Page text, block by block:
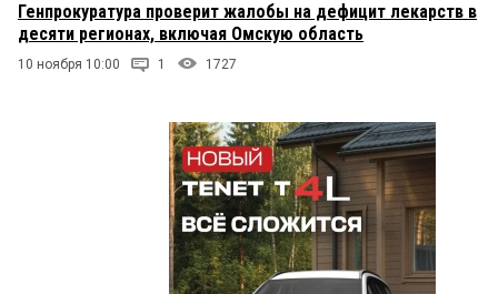
Генпрокуратура проверит жалобы на дефицит лекарств в
десяти регионах, включая Омскую область
10 ноября 10:00 1 1727